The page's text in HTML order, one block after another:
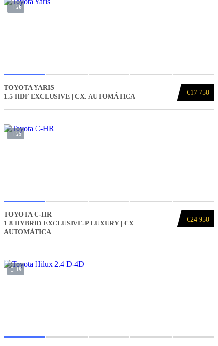
26
€17 750
TOYOTA YARIS
1.5 HDF EXCLUSIVE | CX. AUTOMÁTICA
25
€24 950
TOYOTA C-HR
1.8 HYBRID EXCLUSIVE-P.LUXURY | CX.
AUTOMÁTICA
19